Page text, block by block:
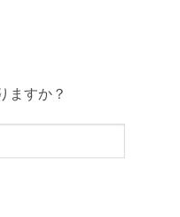
ますか？